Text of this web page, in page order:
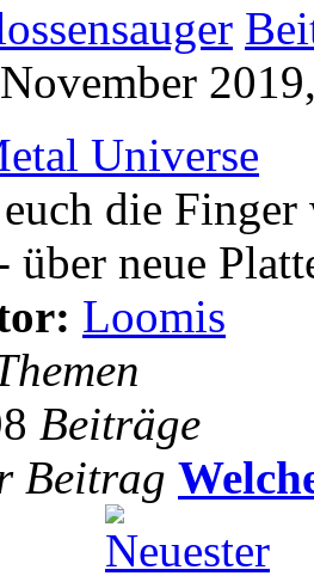
Universe
die
neue
Loomis
Beiträge
Beitrag